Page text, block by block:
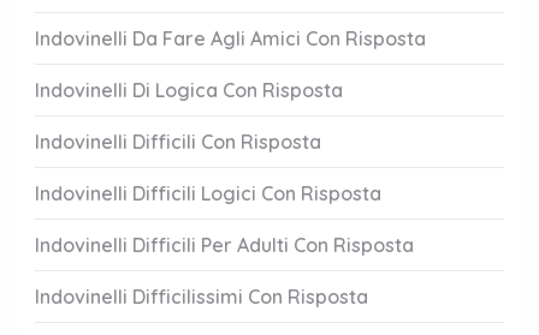
Indovinelli Da Fare Agli Amici Con Risposta
Indovinelli Di Logica Con Risposta
Indovinelli Difficili Con Risposta
Indovinelli Difficili Logici Con Risposta
Indovinelli Difficili Per Adulti Con Risposta
Indovinelli Difficilissimi Con Risposta